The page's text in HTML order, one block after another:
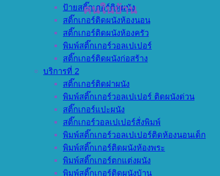
ป้ายสติ๊กเกอร์ติดผนัง
สติ๊กเกอร์ติดผนังห้องนอน
สติ๊กเกอร์ติดผนังห้องครัว
พิมพ์สติ๊กเกอร์วอลเปเปอร์
สติ๊กเกอร์ติดผนังก่อสร้าง
บริการที่ 2
สติ๊กเกอร์ติดฝาผนัง
พิมพ์สติ๊กเกอร์วอลเปเปอร์ ติดผนังด่วน
สติ๊กเกอร์แปะผนัง
สติ๊กเกอร์วอลเปเปอร์สั่งพิมพ์
พิมพ์สติ๊กเกอร์วอลเปเปอร์ติดห้องนอนเด็ก
พิมพ์สติ๊กเกอร์ติดผนังห้องพระ
พิมพ์สติ๊กเกอร์ตกแต่งผนัง
พิมพ์สติ๊กเกอร์ติดผนังบ้าน
คนในบ้าน